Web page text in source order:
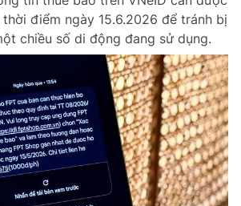
không có sự chấp thuận bằng văn bản.
JSC.
điểm ngày 15.6.2026 để tránh bị
chiều số di động đang sử dụng.